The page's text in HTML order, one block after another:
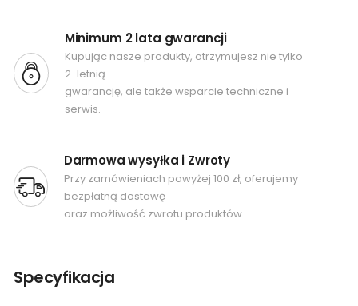
Minimum 2 lata gwarancji
Kupując nasze produkty, otrzymujesz nie tylko
2-letnią
gwarancję, ale także wsparcie techniczne i
serwis.
Darmowa wysyłka i Zwroty
Przy zamówieniach powyżej 100 zł, oferujemy
bezpłatną dostawę
oraz możliwość zwrotu produktów.
Specyfikacja